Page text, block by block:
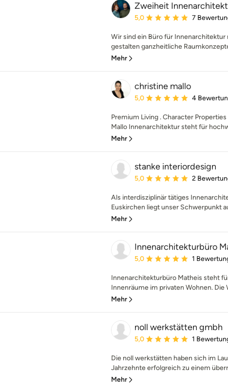
Zweiheit
Durchschnittliche Bewertung:
5,0 7
Wir sind ein Büro für
gestalten ganzheitliche
Mehr
christine mallo
Durchschnittliche Bewertung:
5,0 4
Premium Living . Character
Mallo Innenarchitektur steht für
Mehr
stanke interiordesign
Durchschnittliche Bewertung:
5,0 2
Als interdisziplinär tätiges
Euskirchen liegt unser Schwerpunkt
Mehr
Innenarchitekturbüro
Durchschnittliche Bewertung:
5,0 1
Innenarchitekturbüro Matheis steht
Innenräume im privaten Wohnen. Die
Mehr
noll werkstätten gmbh
Durchschnittliche Bewertung:
5,0 1
Die noll werkstätten haben sich im
Jahrzehnte erfolgreich zu einem
Mehr